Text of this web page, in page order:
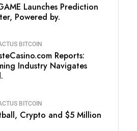
Launches Prediction
Powered by.
BITCOIN
Reports:
Industry Navigates
BITCOIN
Crypto and $5 Million